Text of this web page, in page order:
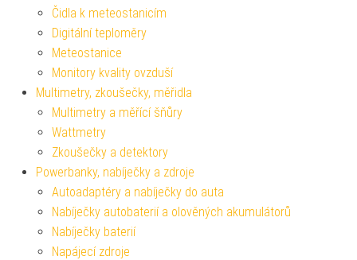
Čidla k meteostanicím
Digitální teploměry
Meteostanice
Monitory kvality ovzduší
Multimetry, zkoušečky, měřidla
Multimetry a měřící šňůry
Wattmetry
Zkoušečky a detektory
Powerbanky, nabíječky a zdroje
Autoadaptéry a nabíječky do auta
Nabíječky autobaterií a olověných akumulátorů
Nabíječky baterií
Napájecí zdroje